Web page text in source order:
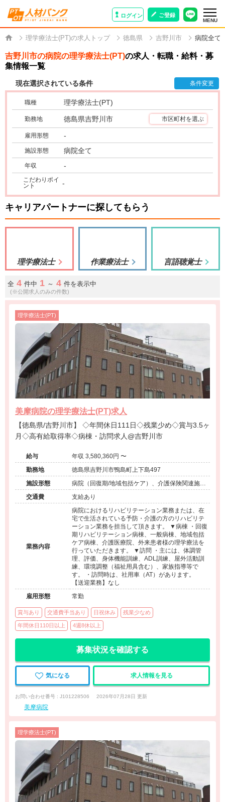
ログイン ご登録
MENU
理学療法士(PT)の求人トップ 徳島県 吉野川市 病院全て
吉野川市の病院の理学療法士(PT)の求人・転職・給料・募
集情報一覧
現在選択されている条件 条件変更
職種 理学療法士(PT)
勤務地 徳島県吉野川市 市区町村を選ぶ
雇用形態 -
施設形態 病院全て
年収 -
こだわりポイ
ント
-
キャリアパートナーに探してもらう
理学療法士 作業療法士 言語聴覚士
全 4 件中 1 ～ 4 件を表示中
(※公開求人のみの件数)
理学療法士(PT)
美摩病院の理学療法士(PT)求人
【徳島県/吉野川市】 ◇年間休日111日◇残業少め◇賞与3.5ヶ
月◇高有給取得率◇病棟・訪問求人@吉野川市
給与
年収 3,580,360円 〜
勤務地
徳島県吉野川市鴨島町上下島497
施設形態
病院（回復期/地域包括ケア）、介護保険関連施設
（デイサービス/訪問看護・リハ）
交通費 支給あり
業務内容
病院におけるリハビリテーション業務または、在
宅で生活されている予防・介護の方のリハビリテ
ーション業務を担当して頂きます。 ▼病棟 ・回復
期リハビリテーション病棟、一般病棟、地域包括
ケア病棟、介護医療院、外来患者様の理学療法を
行っていただきます。 ▼訪問 ・主には、体調管
理、評価、身体機能訓練、ADL訓練、屋外活動訓
練、環境調整（福祉用具含む）、家族指導等で
す。 ・訪問時は、社用車（AT）があります。
【送迎業務】なし
雇用形態
常勤
賞与あり 交通費手当あり 日祝休み 残業少なめ
年間休日110日以上 4週8休以上
募集状況を確認する
気になる 求人情報を見る
お問い合わせ番号 : J101228506 2026年07月28日 更新
美摩病院
理学療法士(PT)